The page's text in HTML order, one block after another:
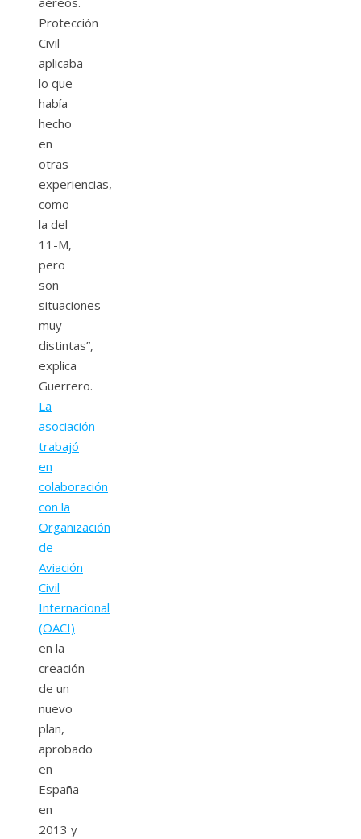
Protección
Civil
aplicaba
lo que
había
hecho
en
otras
experiencias,
como
la del
11-M,
pero
son
situaciones
muy
distintas”,
explica
Guerrero.
La
asociación
trabajó
en
colaboración
con la
Organización
de
Aviación
Civil
Internacional
(OACI)
en la
creación
de un
nuevo
plan,
aprobado
en
España
en
2013 y